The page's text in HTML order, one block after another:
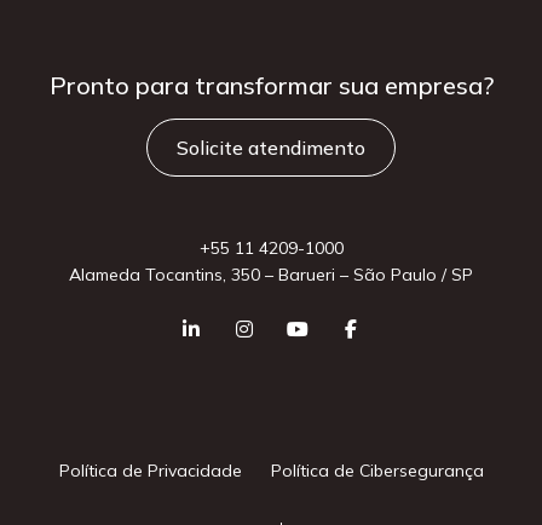
Pronto para transformar sua empresa?
Solicite atendimento
+55 11 4209-1000
Alameda Tocantins, 350 – Barueri – São Paulo / SP
Política de Privacidade Política de Cibersegurança